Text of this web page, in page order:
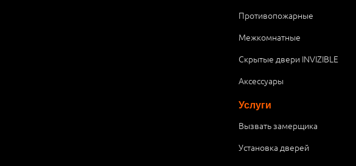
Противопожарные
Межкомнатные
Скрытые двери INVIZIBLE
Аксессуары
Услуги
Вызвать замерщика
Установка дверей